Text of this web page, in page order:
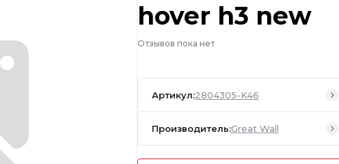
hover h3 new
Отзывов пока нет
Артикул:2804305-K46
Производитель:Great Wall